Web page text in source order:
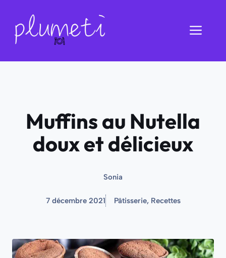
contenu
Muffins au Nutella
doux et délicieux
Sonia
7 décembre 2021 Pâtisserie, Recettes